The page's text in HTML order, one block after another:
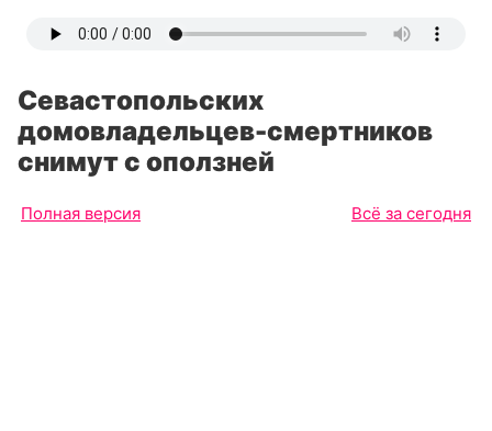
Севастопольских
домовладельцев-смертников
снимут с оползней
Полная версия Всё за сегодня